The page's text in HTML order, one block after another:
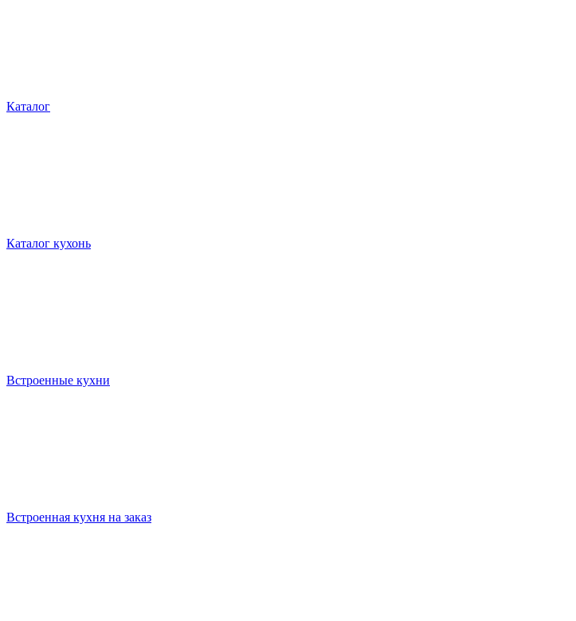
Каталог
Каталог кухонь
Встроенные кухни
Встроенная кухня на заказ